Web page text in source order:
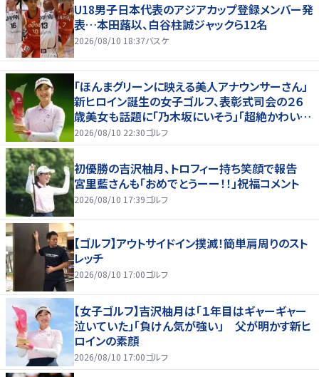
U18男子日本代表のアジアカップ登録メンバー発
表…本田蕗以、白谷柱誠ジャックら12名
2026/08/10 18:37バスケ
「ほんまグリーンに映える美人アナウンサーさん」
新ヒロイン誕生の女子ゴルフ、表彰式司会の２６
歳美女も話題に「乃木坂にいそう」「超絶かわい
い」「スーツもお似合いです」
2026/08/10 22:30ゴルフ
初優勝の吉沢柚月、トロフィー持ち笑顔で報告
宮里藍さんも「おめでとうーー！！」祝福コメント
2026/08/10 17:39ゴルフ
【ゴルフ】アウトサイドイン撲滅！簡単肩周りのスト
レッチ
2026/08/10 17:00ゴルフ
【女子ゴルフ】吉沢柚月は「１年目はギャーギャー
泣いていた」「負けん気が強い」 父が明かす新ヒ
ロインの素顔
2026/08/10 17:00ゴルフ